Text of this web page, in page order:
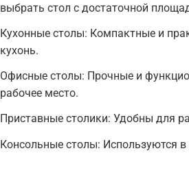
выбрать стол с достаточной
Кухонные столы: Компактные и
кухонь.
Офисные столы: Прочные и
рабочее место.
Приставные столики: Удобны для
Консольные столы: Используются